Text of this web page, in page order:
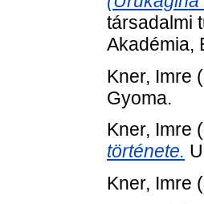
társadalmi
Akadémia,
Kner, Imre
Gyoma.
Kner, Imre
története.
Kner, Imre